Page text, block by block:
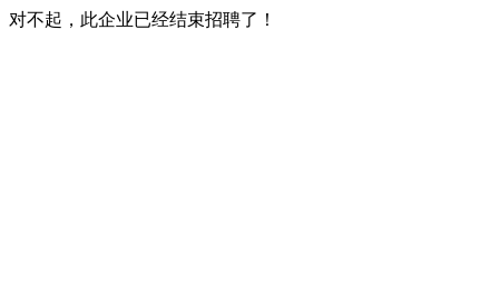
对不起，此企业已经结束招聘了！